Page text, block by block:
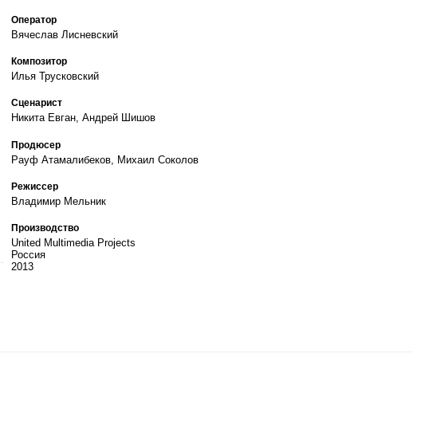
Оператор
Вячеслав Лисневский
Композитор
Илья Трусковский
Сценарист
Никита Евган, Андрей Шишов
Продюсер
Рауф Атамалибеков, Михаил Соколов
Режиссер
Владимир Мельник
Производство
United Multimedia Projects
Россия
2013